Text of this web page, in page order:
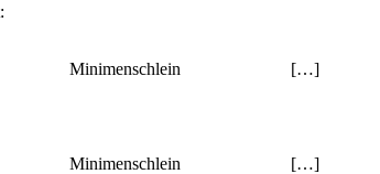
Minimenschlein […]
Minimenschlein […]